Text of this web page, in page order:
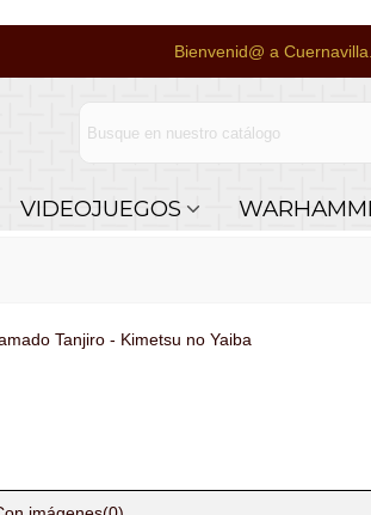
Bienvenid@ a
VIDEOJUEGOS
Tanjiro - Kimetsu no Yaiba